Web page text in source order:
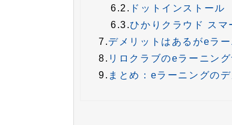
6.2. ドットインストール
6.3.ひかりクラウド スマ
7.デメリットはあるがeラ
8. リロクラブのeラーニン
9. まとめ：eラーニングの